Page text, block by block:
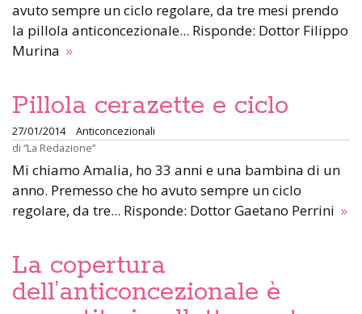
avuto sempre un ciclo regolare, da tre mesi prendo
la pillola anticoncezionale... Risponde: Dottor Filippo
Murina »
Pillola cerazette e ciclo
27/01/2014
Anticoncezionali
di “La Redazione”
Mi chiamo Amalia, ho 33 anni e una bambina di un
anno. Premesso che ho avuto sempre un ciclo
regolare, da tre... Risponde: Dottor Gaetano Perrini »
La copertura
dell’anticoncezionale è